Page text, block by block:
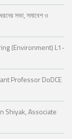
সভা, সমাবেশ ও
(Environment) L1-
Professor DoDCE
Shiyak, Associate